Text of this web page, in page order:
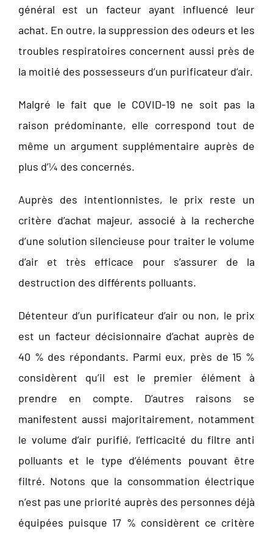
général est un facteur ayant influencé leur
achat. En outre, la suppression des odeurs et les
troubles respiratoires concernent aussi près de
la moitié des possesseurs d’un purificateur d’air.
Malgré le fait que le COVID-19 ne soit pas la
raison prédominante, elle correspond tout de
même un argument supplémentaire auprès de
plus d’¼ des concernés.
Auprès des intentionnistes, le prix reste un
critère d’achat majeur, associé à la recherche
d’une solution silencieuse pour traiter le volume
d’air et très efficace pour s’assurer de la
destruction des différents polluants.
Détenteur d’un purificateur d’air ou non, le prix
est un facteur décisionnaire d’achat auprès de
40 % des répondants. Parmi eux, près de 15 %
considèrent qu’il est le premier élément à
prendre en compte. D’autres raisons se
manifestent aussi majoritairement, notamment
le volume d’air purifié, l’efficacité du filtre anti
polluants et le type d’éléments pouvant être
filtré. Notons que la consommation électrique
n’est pas une priorité auprès des personnes déjà
équipées puisque 17 % considèrent ce critère